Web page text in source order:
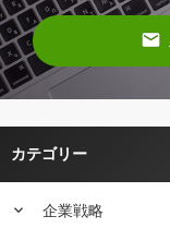
email
カテゴリー
keyboard_arrow_down 企業戦略